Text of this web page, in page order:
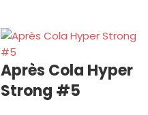
Après Cola Hyper
Strong #5